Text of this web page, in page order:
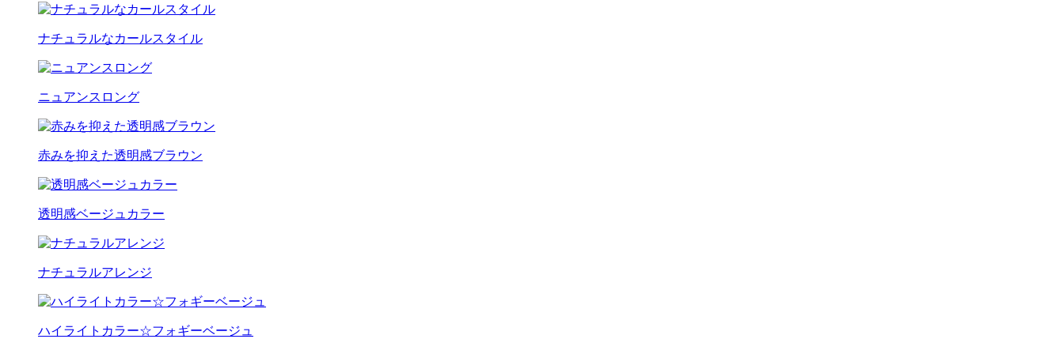
ナチュラルなカールスタイル
ニュアンスロング
赤みを抑えた透明感ブラウン
透明感ベージュカラー
ナチュラルアレンジ
ハイライトカラー☆フォギーベージュ